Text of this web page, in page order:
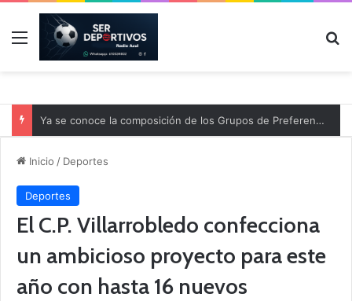
Menú
Ya se conoce la composición de los Grupos de Preferente y el calendario
Inicio / Deportes
Deportes
El C.P. Villarrobledo confecciona
un ambicioso proyecto para este
año con hasta 16 nuevos